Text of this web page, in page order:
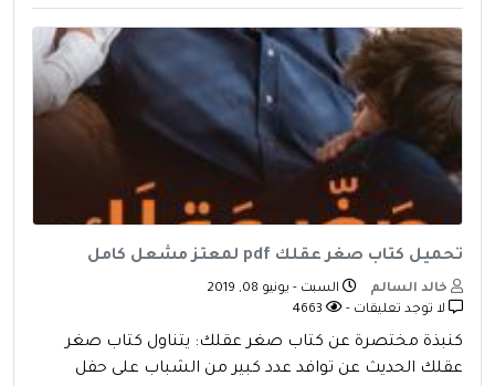
تحميل كتاب صغر عقلك pdf لمعتز مشعل كامل
خالد السالم
السبت - يونيو 08, 2019
لا توجد تعليقات -
كنبذة مختصرة عن كتاب صغر عقلك: يتناول كتاب صغر
عقلك الحديث عن توافد عدد كبير من الشباب على حفل